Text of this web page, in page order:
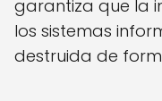
garantiza que la
los sistemas
destruida de